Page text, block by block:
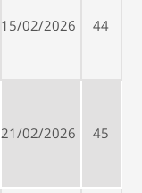
44
15/02/2026
45
21/02/2026